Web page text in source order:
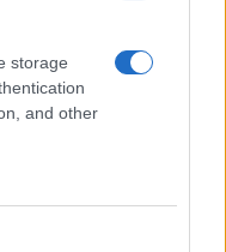
storage
and other
spaccio e degrado: